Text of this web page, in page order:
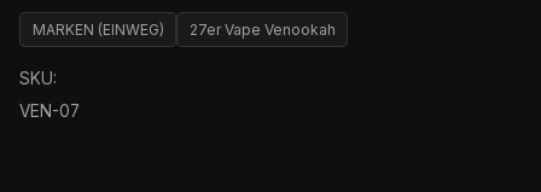
MARKEN (EINWEG) 27er Vape Venookah
SKU:
VEN-07